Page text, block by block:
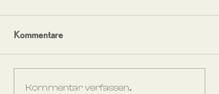
Kommentare
Kommentar verfassen...